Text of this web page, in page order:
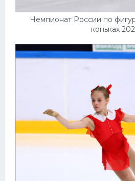
Чемпионат России по
коньках